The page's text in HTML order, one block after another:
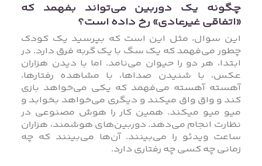
چگونه یک دوربین می‌تواند بفهمد که
«اتفاقی غیرعادی» رخ داده است؟
این سوال، مثل این است که بپرسید یک کودک
چطور می‌فهمد که یک سگ با یک گربه فرق دارد. در
ابتدا، هر دو را حیوان می‌نامد. اما با دیدن هزاران
عکس، با شنیدن صداها، با مشاهده‌ رفتارها،
آهسته آهسته می‌فهمد که یکی می‌خواهد بازی
کند و واق واق میکند و دیگری می‌خواهد بخوابد و
میو میو میکند. همین کار را هوش مصنوعی در
نظارت انجام می‌دهد. دوربین‌های هوشمند، هزاران
ساعت ویدئو را می‌بینند. آن‌ها می‌بینند که چه
زمانی چه کسی چه رفتاری دارد.